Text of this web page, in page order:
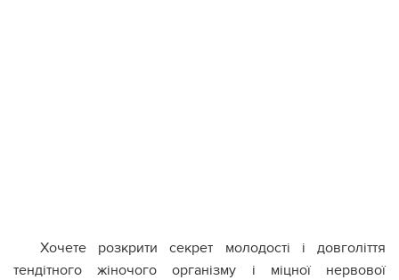
Хочете розкрити секрет молодості і довголіття
тендітного жіночого організму і міцної нервової